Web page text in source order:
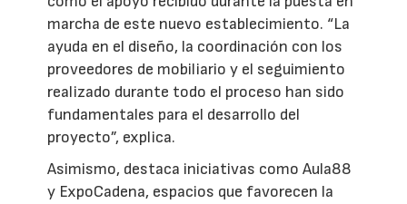
marcha de este nuevo establecimiento. “La
ayuda en el diseño, la coordinación con los
proveedores de mobiliario y el seguimiento
realizado durante todo el proceso han sido
fundamentales para el desarrollo del
proyecto”, explica.
Asimismo, destaca iniciativas como Aula88
y ExpoCadena, espacios que favorecen la